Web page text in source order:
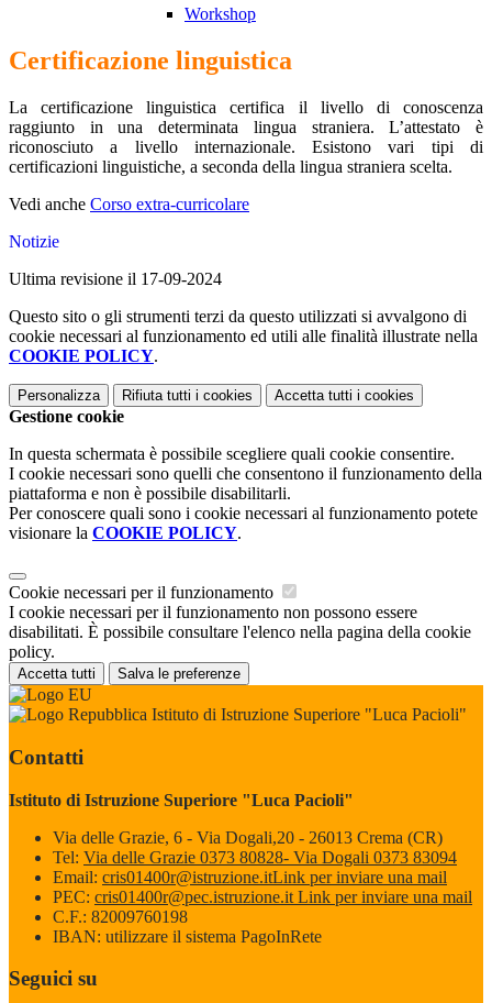
Workshop
Certificazione linguistica
La certificazione linguistica certifica il livello di conoscenza
raggiunto in una determinata lingua straniera. L’attestato è
riconosciuto a livello internazionale. Esistono vari tipi di
certificazioni linguistiche, a seconda della lingua straniera scelta.
Vedi anche Corso extra-curricolare
Notizie
Ultima revisione il 17-09-2024
Questo sito o gli strumenti terzi da questo utilizzati si avvalgono di
cookie necessari al funzionamento ed utili alle finalità illustrate nella
COOKIE POLICY.
Personalizza Rifiuta tutti i cookies Accetta tutti i cookies
Gestione cookie
In questa schermata è possibile scegliere quali cookie consentire.
I cookie necessari sono quelli che consentono il funzionamento della
piattaforma e non è possibile disabilitarli.
Per conoscere quali sono i cookie necessari al funzionamento potete
visionare la COOKIE POLICY.
Cookie necessari per il funzionamento
I cookie necessari per il funzionamento non possono essere
disabilitati. È possibile consultare l'elenco nella pagina della cookie
policy.
Accetta tutti Salva le preferenze
Istituto di Istruzione Superiore "Luca Pacioli"
Contatti
Istituto di Istruzione Superiore "Luca Pacioli"
Via delle Grazie, 6 - Via Dogali,20 - 26013 Crema (CR)
Tel: Via delle Grazie 0373 80828- Via Dogali 0373 83094
Email: cris01400r@istruzione.itLink per inviare una mail
PEC: cris01400r@pec.istruzione.it Link per inviare una mail
C.F.: 82009760198
IBAN: utilizzare il sistema PagoInRete
Seguici su